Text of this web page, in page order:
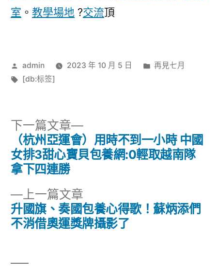
室 。 教學場地 ?交流頂
作
者:
admin 2023 年 10 月 5 日
分
再見七月
標
[db:标签]
文
章
導
覽
上一篇文章
一
篇
升國旗、奏國包養心得歌！蘇炳添們
不消借奧運獎牌攝影了
下一篇文章
下
一
篇
（杭州亞運會）用時不到一小時 中國
女排3甜心寶貝包養網:0輕取越南隊
拿下四連勝